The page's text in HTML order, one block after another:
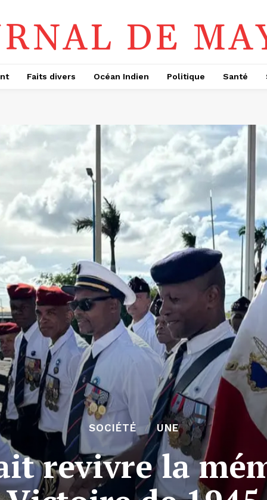
DE
Faits divers Océan Indien Politique Santé
SOCIÉTÉ UNE
revivre la